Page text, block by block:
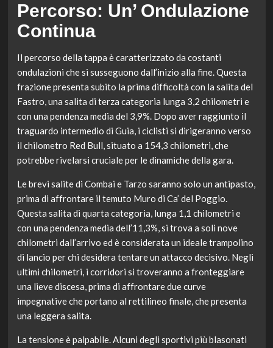
Percorso: Un’ Ondulazione
Continua
Il percorso della tappa è caratterizzato da costanti
ondulazioni che si susseguono dall’inizio alla fine. Questa
frazione presenta subito la prima difficoltà con la salita del
Fastro, una salita di terza categoria lunga 3,2 chilometri e
con una pendenza media del 3,9%. Dopo aver raggiunto il
traguardo intermedio di Guia, i ciclisti si dirigeranno verso
il chilometro Red Bull, situato a 154,3 chilometri, che
potrebbe rivelarsi cruciale per le dinamiche della gara.
Le brevi salite di Combai e Tarzo saranno solo un antipasto,
prima di affrontare il temuto Muro di Ca’ del Poggio.
Questa salita di quarta categoria, lunga 1,1 chilometri e
con una pendenza media dell’11,3%, si trova a soli nove
chilometri dall’arrivo ed è considerata un ideale trampolino
di lancio per chi desidera tentare un attacco decisivo. Negli
ultimi chilometri, i corridori si troveranno a fronteggiare
una lieve discesa, prima di affrontare due curve
impegnative che portano al rettilineo finale, che presenta
una leggera salita.
La tensione è palpabile. Alcuni degli sportivi più blasonati